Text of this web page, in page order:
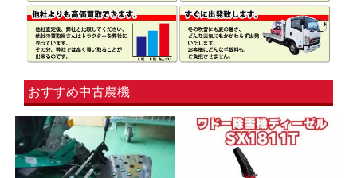
おすすめ中古農機